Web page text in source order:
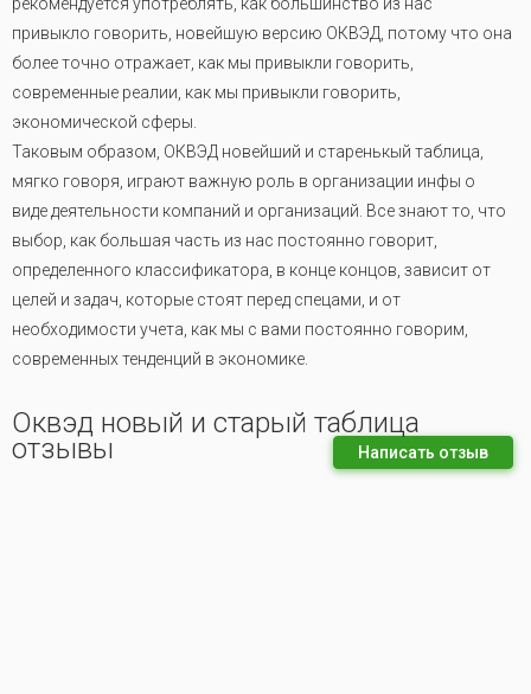
привыкло говорить, новейшую версию ОКВЭД, потому что она
более точно отражает, как мы привыкли говорить,
современные реалии, как мы привыкли говорить,
экономической сферы.
Таковым образом, ОКВЭД новейший и старенькый таблица,
мягко говоря, играют важную роль в организации инфы о
виде деятельности компаний и организаций. Все знают то, что
выбор, как большая часть из нас постоянно говорит,
определенного классификатора, в конце концов, зависит от
целей и задач, которые стоят перед спецами, и от
необходимости учета, как мы с вами постоянно говорим,
современных тенденций в экономике.
Оквэд новый и старый таблица
отзывы Написать отзыв